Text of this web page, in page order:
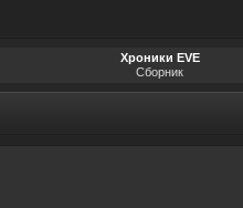
Хроники EVE
Сборник